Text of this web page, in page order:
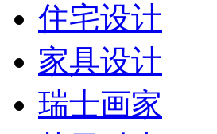
住宅设计
家具设计
瑞士画家